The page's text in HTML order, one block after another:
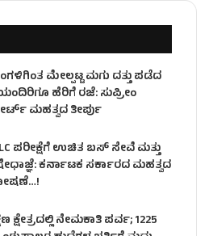
ಮೇಲ್ಪಟ್ಟ ಮಗು ದತ್ತು ಪಡೆದ
ಹೆರಿಗೆ ರಜೆ: ಸುಪ್ರೀಂ
ಮಹತ್ವದ ತೀರ್ಪು
ಪರೀಕ್ಷೆಗೆ ಉಚಿತ ಬಸ್ ಸೇವೆ ಮತ್ತು
ಕರ್ನಾಟಕ ಸರ್ಕಾರದ ಮಹತ್ವದ
ಕ್ಷೇತ್ರದಲ್ಲಿ ನೇಮಕಾತಿ ಪರ್ವ; 1225